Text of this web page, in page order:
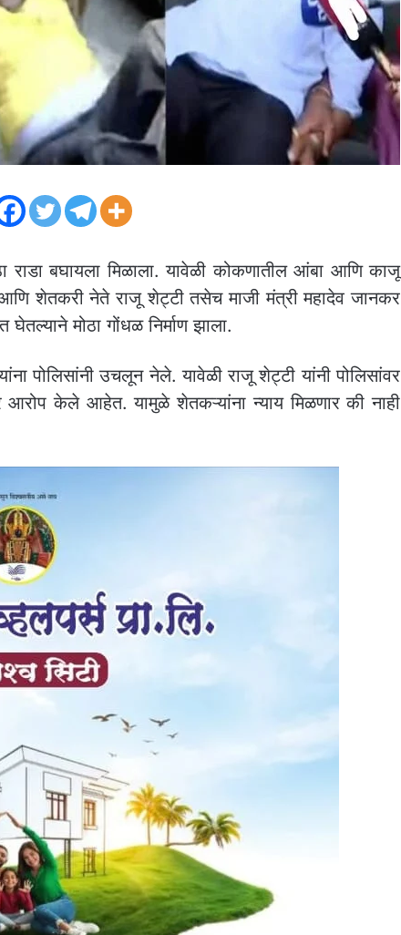
बघायला मिळाला. यावेळी कोकणातील आंबा आणि काजू
आणि शेतकरी नेते राजू शेट्टी तसेच माजी मंत्री महादेव जानकर
मोठा गोंधळ निर्माण झाला.
पोलिसांनी उचलून नेले. यावेळी राजू शेट्टी यांनी पोलिसांवर
केले आहेत. यामुळे शेतकऱ्यांना न्याय मिळणार की नाही